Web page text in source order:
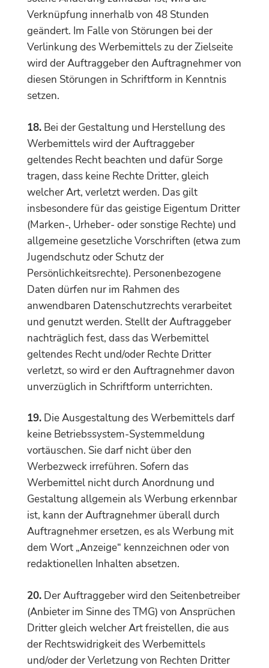
Verknüpfung innerhalb von 48 Stunden
geändert. Im Falle von Störungen bei der
Verlinkung des Werbemittels zu der Zielseite
wird der Auftraggeber den Auftragnehmer von
diesen Störungen in Schriftform in Kenntnis
setzen.
18.Bei der Gestaltung und Herstellung des
Werbemittels wird der Auftraggeber
geltendes Recht beachten und dafür Sorge
tragen, dass keine Rechte Dritter, gleich
welcher Art, verletzt werden. Das gilt
insbesondere für das geistige Eigentum Dritter
(Marken-, Urheber- oder sonstige Rechte) und
allgemeine gesetzliche Vorschriften (etwa zum
Jugendschutz oder Schutz der
Persönlichkeitsrechte). Personenbezogene
Daten dürfen nur im Rahmen des
anwendbaren Datenschutzrechts verarbeitet
und genutzt werden. Stellt der Auftraggeber
nachträglich fest, dass das Werbemittel
geltendes Recht und/oder Rechte Dritter
verletzt, so wird er den Auftragnehmer davon
unverzüglich in Schriftform unterrichten.
19.Die Ausgestaltung des Werbemittels darf
keine Betriebssystem-Systemmeldung
vortäuschen. Sie darf nicht über den
Werbezweck irreführen. Sofern das
Werbemittel nicht durch Anordnung und
Gestaltung allgemein als Werbung erkennbar
ist, kann der Auftragnehmer überall durch
Auftragnehmer ersetzen, es als Werbung mit
dem Wort „Anzeige“ kennzeichnen oder von
redaktionellen Inhalten absetzen.
20.Der Auftraggeber wird den Seitenbetreiber
(Anbieter im Sinne des TMG) von Ansprüchen
Dritter gleich welcher Art freistellen, die aus
der Rechtswidrigkeit des Werbemittels
und/oder der Verletzung von Rechten Dritter